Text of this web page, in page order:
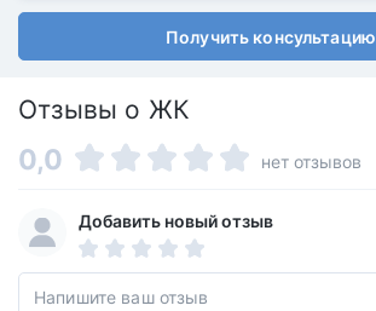
Получить консультацию
Отзывы о ЖК
0,0 нет отзывов
Добавить новый отзыв